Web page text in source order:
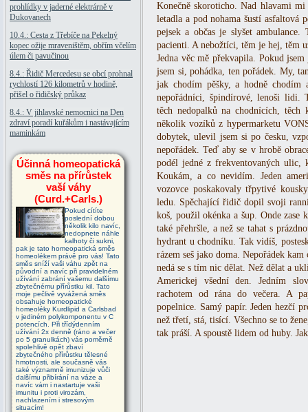
prohlídky v jaderné elektrárně v
Dukovanech
10.4.: Cesta z Třebíče na Pekelný
kopec ožije mraveništěm, obřím včelím
úlem či pavučinou
8.4.: Řidič Mercedesu se obcí prohnal
rychlostí 126 kilometrů v hodině,
přišel o řidičský průkaz
8.4.: V jihlavské nemocnici na Den
zdraví poradí kuřákům i nastávajícím
maminkám
Účinná homeopatická
směs na přírůstek
vaší váhy
(Curd.+Carls.)
Pokud cítíte
poslední dobou
několik kilo navíc,
nedopnete náhle
kalhoty či sukni,
pak je tato homeopatická směs
homeolékem právě pro vás! Tato
směs sníží vaši váhu zpět na
původní a navíc při pravidelném
užívání zabrání vašemu dalšímu
zbytečnému přírůstku kil. Tato
moje pečlivě vyvážená směs
obsahuje homeopatické
homeoléky Kurdlipid a Carlsbad
v jediném polykomponentu v C
potencích. Při třídýdenním
užívání 2x denně (ráno a večer
po 5 granulkách) vás poměrně
spolehlivě opět zbaví
zbytečného přírůstku tělesné
hmotnosti, ale současně vás
také významně imunizuje vůči
dalšímu přibírání na váze a
navíc vám i nastartuje vaši
imunitu i proti virozám,
nachlazením i stresovým
situacím!
Konečně skoroticho. Nad hlavami
letadla a pod nohama šustí asfaltová
pejsek a občas je slyšet ambulance.
pacienti. A nebožtíci, těm je hej, těm
Jedna věc mě překvapila. Pokud
jsem si, pohádka, ten pořádek. My,
jak chodím pěšky, a hodně
nepořádníci, špindírové, lenoši lidi.
těch nedopalků na chodnících,
několik vozíků z hypermarketu
dobytek, ulevil jsem si po česku,
nepořádek. Teď aby se v hrobě
podél jedné z frekventovaných ulic,
Koukám, a co nevidím. Jeden
vozovce poskakovaly třpytivé
ledu. Spěchající řidič dopil svoji
koš, použil okénka a šup. Onde zase
také přehršle, a než se tahat s
hydrant u chodníku. Tak vidíš,
rázem seš jako doma. Nepořádek
nedá se s tím nic dělat. Než dělat a
Americkej všední den. Jedním
rachotem od rána do večera. A
popelnice. Samý papír. Jeden hezčí
než třetí, stá, tisící. Všechno se to
tak práší. A spoustě lidem od huby.